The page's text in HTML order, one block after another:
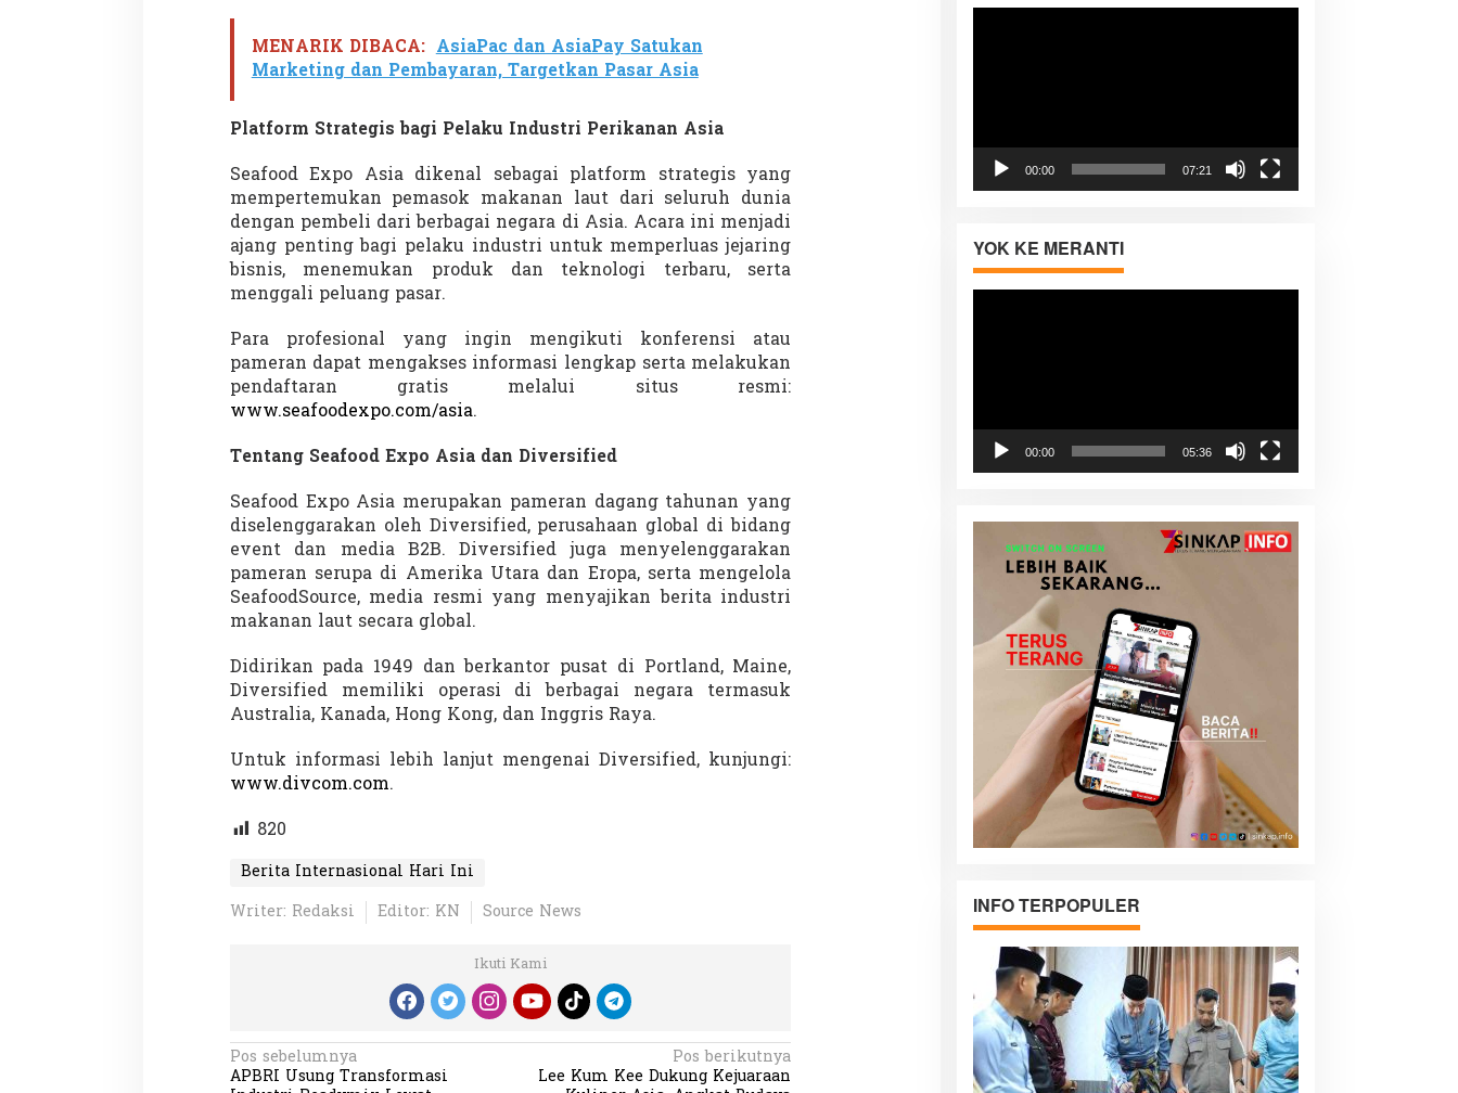
MENARIK DIBACA: AsiaPac dan AsiaPay Satukan
Marketing dan Pembayaran, Targetkan Pasar Asia
Platform Strategis bagi Pelaku Industri Perikanan Asia
Seafood Expo Asia dikenal sebagai platform strategis yang
mempertemukan pemasok makanan laut dari seluruh dunia
dengan pembeli dari berbagai negara di Asia. Acara ini menjadi
ajang penting bagi pelaku industri untuk memperluas jejaring
bisnis, menemukan produk dan teknologi terbaru, serta
menggali peluang pasar.
Para profesional yang ingin mengikuti konferensi atau
pameran dapat mengakses informasi lengkap serta melakukan
pendaftaran gratis melalui situs resmi:
www.seafoodexpo.com/asia.
Tentang Seafood Expo Asia dan Diversified
Seafood Expo Asia merupakan pameran dagang tahunan yang
diselenggarakan oleh Diversified, perusahaan global di bidang
event dan media B2B. Diversified juga menyelenggarakan
pameran serupa di Amerika Utara dan Eropa, serta mengelola
SeafoodSource, media resmi yang menyajikan berita industri
makanan laut secara global.
Didirikan pada 1949 dan berkantor pusat di Portland, Maine,
Diversified memiliki operasi di berbagai negara termasuk
Australia, Kanada, Hong Kong, dan Inggris Raya.
Untuk informasi lebih lanjut mengenai Diversified, kunjungi:
www.divcom.com.
820
Berita Internasional Hari Ini
Writer: Redaksi
Editor: KN Source News
Ikuti Kami
N
Pos sebelumnya
APBRI Usung Transformasi
Pos berikutnya
Lee Kum Kee Dukung Kejuaraan
00:00 07:21
YOK KE MERANTI
00:00 05:36
INFO TERPOPULER